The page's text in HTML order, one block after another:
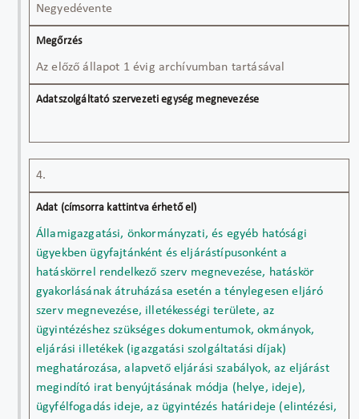
Negyedévente
Az előző állapot 1 évig archívumban tartásával
4.
Államigazgatási, önkormányzati, és egyéb hatósági
ügyekben ügyfajtánként és eljárástípusonként a
hatáskörrel rendelkező szerv megnevezése, hatáskör
gyakorlásának átruházása esetén a ténylegesen eljáró
szerv megnevezése, illetékességi területe, az
ügyintézéshez szükséges dokumentumok, okmányok,
eljárási illetékek (igazgatási szolgáltatási díjak)
meghatározása, alapvető eljárási szabályok, az eljárást
megindító irat benyújtásának módja (helye, ideje),
ügyfélfogadás ideje, az ügyintézés határideje (elintézési,